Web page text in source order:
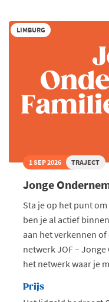
LIMBURG
1 SEP 2026 TRAJECT
Jonge
Sta je op het punt
ben je al actief
aan het verkennen
netwerk JOF –
het netwerk waar je
Prijs